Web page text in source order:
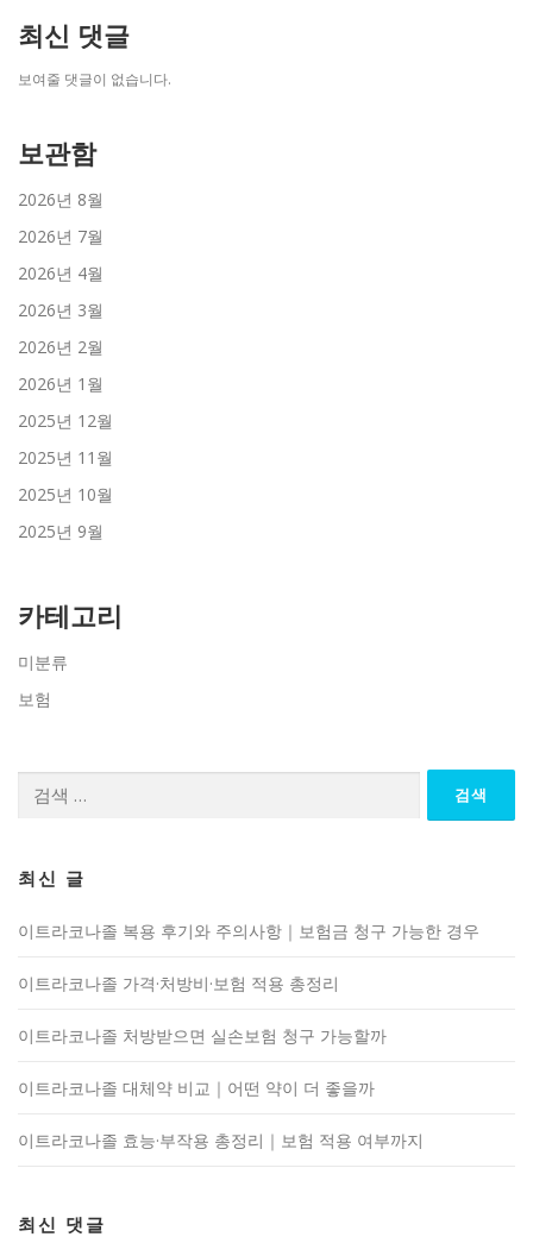
최신 댓글
보여줄 댓글이 없습니다.
보관함
2026년 8월
2026년 7월
2026년 4월
2026년 3월
2026년 2월
2026년 1월
2025년 12월
2025년 11월
2025년 10월
2025년 9월
카테고리
미분류
보험
최신 글
이트라코나졸 복용 후기와 주의사항｜보험금 청구 가능한 경우
이트라코나졸 가격·처방비·보험 적용 총정리
이트라코나졸 처방받으면 실손보험 청구 가능할까
이트라코나졸 대체약 비교｜어떤 약이 더 좋을까
이트라코나졸 효능·부작용 총정리｜보험 적용 여부까지
최신 댓글